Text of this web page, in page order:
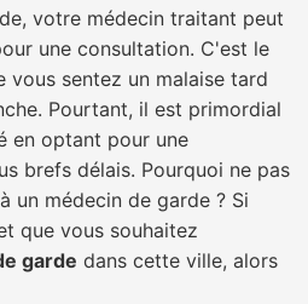
votre médecin traitant peut
une consultation. C'est le
vous sentez un malaise tard
Pourtant, il est primordial
en optant pour une
brefs délais. Pourquoi ne pas
un médecin de garde ? Si
que vous souhaitez
garde dans cette ville, alors